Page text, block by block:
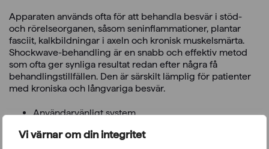
Vi värnar om din integritet
Apparaten används ofta för att behandla besvär i stöd-
och rörelseorganen, såsom seninflammationer, plantar
fasciit, kalkbildningar i axeln och kronisk muskelsmärta.
Shockwave-behandling är en snabb och effektiv metod
som ofta ger synliga resultat redan efter några få
behandlingstillfällen. Den är särskilt lämplig för patienter
med kroniska och långvariga besvär.
Användarvänligt system
19 förinställda program som kan anpassas